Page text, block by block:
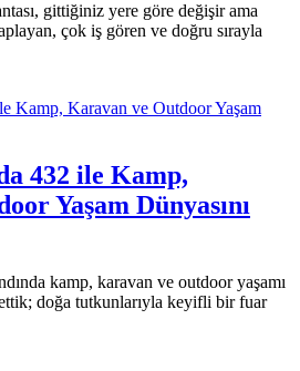
gittiğiniz yere göre değişir ama
çok iş gören ve doğru sırayla
432 ile Kamp,
Yaşam Dünyasını
kamp, karavan ve outdoor yaşamı
doğa tutkunlarıyla keyifli bir fuar